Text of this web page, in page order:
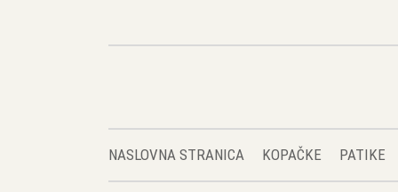
NASLOVNA STRANICA KOPAČKE PATIKE